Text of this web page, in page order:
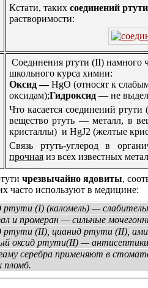
Кстати, таких соединений
растворимости:
Соединения ртути (II) намного
школьного курса химии:
Оксид —HgO (относят к
оксидам);Гидроксид — не
Что касается соединений
вещество ртуть — металл, в
кристаллы) и HgJ2 (желтые
Связь ртуть-углерод в
прочная из всех известных
чрезвычайно ядовиты,
часто используют в медицине:
ртути (I) (каломель) —
и промеран — сильные
ртути (II), цианид ртути (II),
оксид ртути(II) — антисептики
серебра применяют в
пломб.